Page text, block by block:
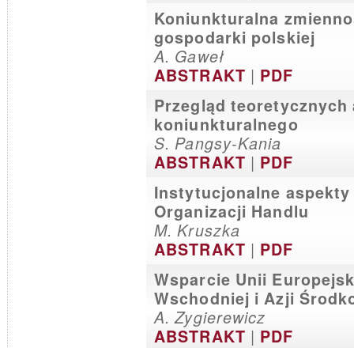
Koniunkturalna
gospodarki polskiej
A. Gaweł
ABSTRAKT | PDF
Przegląd
koniunkturalnego
S. Pangsy-Kania
ABSTRAKT | PDF
Instytucjonalne
Organizacji Handlu
M. Kruszka
ABSTRAKT | PDF
Wsparcie Unii
Wschodniej i Azji
A. Zygierewicz
ABSTRAKT | PDF